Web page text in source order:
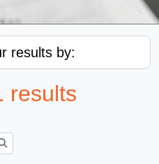
results by:
results